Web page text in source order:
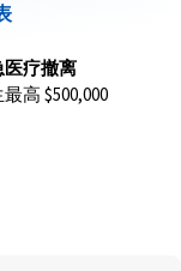
医疗撤离
高 $500,000